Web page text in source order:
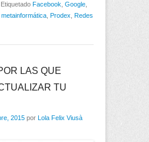
Etiquetado Facebook Google
metainformática Prodex Redes
LAS QUE
TU
2015 por Lola Felix Viusà